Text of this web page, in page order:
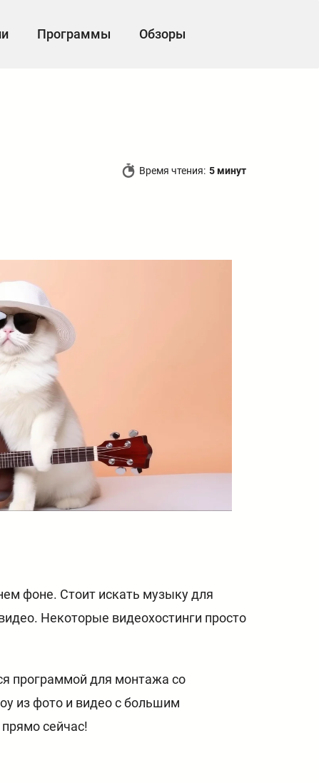
Программы Обзоры
Время чтения: 5 минут
фоне. Стоит искать музыку для
Некоторые видеохостинги просто
программой для монтажа со
из фото и видео с большим
сейчас!